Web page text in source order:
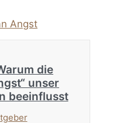
die
unser
beeinflusst